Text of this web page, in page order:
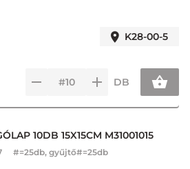
K28-00-5
DB
10DB 15X15CM M31001015
#=25db, gyűjtő#=25db